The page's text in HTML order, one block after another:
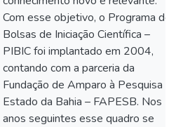
Com esse objetivo, o Programa de
Bolsas de Iniciação Científica –
PIBIC foi implantado em 2004,
contando com a parceria da
Fundação de Amparo à Pesquisa
Estado da Bahia – FAPESB. Nos
anos seguintes esse quadro se